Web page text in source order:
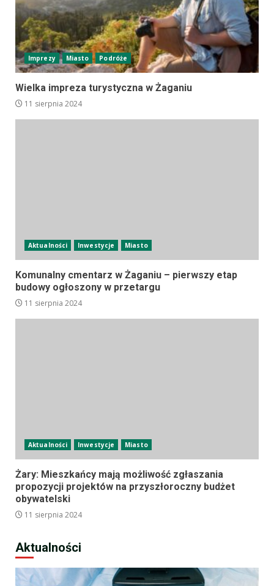
Imprezy Miasto Podróże
Wielka impreza turystyczna w Żaganiu
11 sierpnia 2024
Aktualności Inwestycje Miasto
Komunalny cmentarz w Żaganiu – pierwszy etap
budowy ogłoszony w przetargu
11 sierpnia 2024
Aktualności Inwestycje Miasto
Żary: Mieszkańcy mają możliwość zgłaszania
propozycji projektów na przyszłoroczny budżet
obywatelski
11 sierpnia 2024
Aktualności